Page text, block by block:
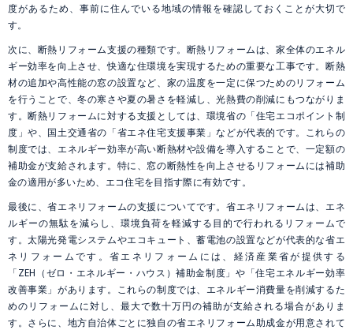
度があるため、事前に住んでいる地域の情報を確認しておくことが大切で
す。
次に、断熱リフォーム支援の種類です。断熱リフォームは、家全体のエネル
ギー効率を向上させ、快適な住環境を実現するための重要な工事です。断熱
材の追加や高性能の窓の設置など、家の温度を一定に保つためのリフォーム
を行うことで、冬の寒さや夏の暑さを軽減し、光熱費の削減にもつながりま
す。断熱リフォームに対する支援としては、環境省の「住宅エコポイント制
度」や、国土交通省の「省エネ住宅支援事業」などが代表的です。これらの
制度では、エネルギー効率が高い断熱材や設備を導入することで、一定額の
補助金が支給されます。特に、窓の断熱性を向上させるリフォームには補助
金の適用が多いため、エコ住宅を目指す際に有効です。
最後に、省エネリフォームの支援についてです。省エネリフォームは、エネ
ルギーの無駄を減らし、環境負荷を軽減する目的で行われるリフォームで
す。太陽光発電システムやエコキュート、蓄電池の設置などが代表的な省エ
ネリフォームです。省エネリフォームには、経済産業省が提供する
「ZEH（ゼロ・エネルギー・ハウス）補助金制度」や「住宅エネルギー効率
改善事業」があります。これらの制度では、エネルギー消費量を削減するた
めのリフォームに対し、最大で数十万円の補助が支給される場合がありま
す。さらに、地方自治体ごとに独自の省エネリフォーム助成金が用意されて